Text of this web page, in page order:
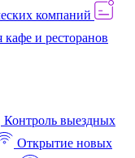
компаний
кафе и ресторанов
Контроль выездных
Открытие новых